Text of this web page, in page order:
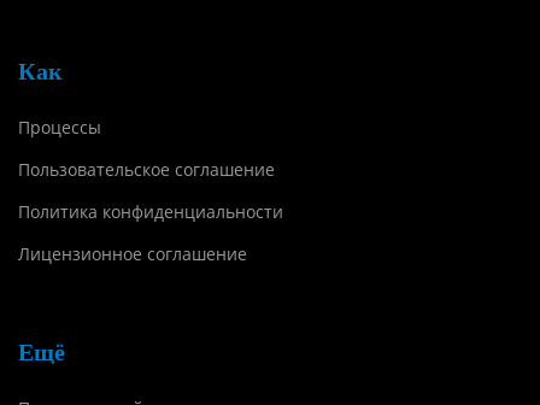
Как
Процессы
Пользовательское соглашение
Политика конфиденциальности
Лицензионное соглашение
Ещё